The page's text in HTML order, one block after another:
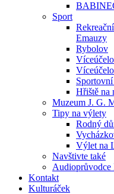
Sport
Emauzy
Rybolov
Hřiště na
Muzeum J. G.
Tipy na výlety
Rodný
Výlet na
Navštivte také
Audioprůvodce
Kontakt
Kulturáček